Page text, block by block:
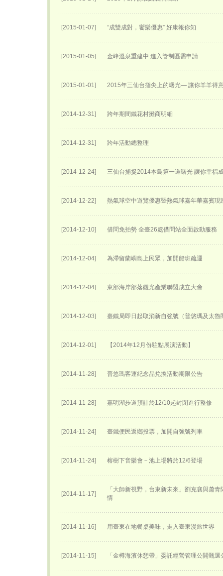
[2015-01-07] “成雙成對，饗樂優惠” 好康報你知
[2015-01-05] 金峰溫泉重建中 進入管制區需申請
[2015-01-01] 2015年三仙台指尖上的曙光— 讓你羊羊得
[2014-12-31] 跨年期間鐵花村攤商明細
[2014-12-31] 跨年活動總整理
[2014-12-24] 三仙台捕捉2014本島第一道曙光 讓你幸福
[2014-12-22] 熱氣球空中遊覽優惠暨熱氣球嘉年華嘉賓現
[2014-12-10] 借問免拍勢 全臺26處借問站全面啟動服務
[2014-12-04] 為滯留蘭嶼島上民眾，加開船班疏運
[2014-12-04] 東部海岸部落觀光產業聯盟成立大會
[2014-12-03] 臺鐵局即日起取消新自強號（普悠瑪及太魯
[2014-12-01] 【2014年12月份駐點展演活動】
[2014-11-28] 普悠瑪客運紀念品兌換活動期限公告
[2014-11-28] 嘉明湖步道預計於12/10起封閉進行整修
[2014-11-24] 臺鐵便民返鄉投票，加開自強號列車
[2014-11-24] 榕樹下音樂會－池上場將於12/6登場
[2014-11-17]
「大師新視野，台東新未來」劉克襄與蕭
情
[2014-11-16] 用臺東在地餐桌美味，走入臺東漫旅世界
[2014-11-15] 「金樽海濱休憩帶」委託經營管理公開甄選